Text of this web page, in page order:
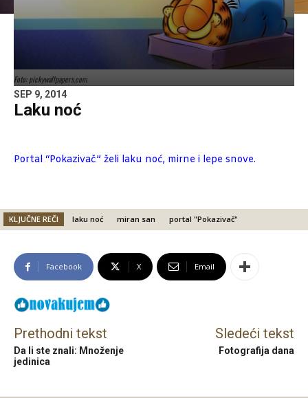
Foto: pickywallpapers.com
SEP 9, 2014
Laku noć
Portal “Pokazivač” želi laku noć, mirne i lepe snove.
KLJUČNE REČI laku noć miran san portal "Pokazivač"
Facebook X Email
Prethodni tekst
Da li ste znali: Množenje
jedinica
Sledeći tekst
Fotografija dana